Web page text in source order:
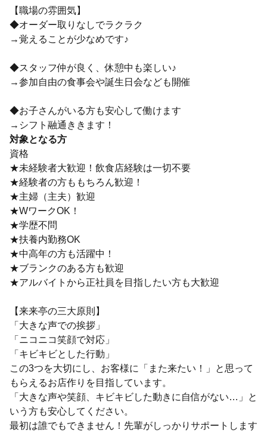
【職場の雰囲気】
◆オーダー取りなしでラクラク
→覚えることが少なめです♪
◆スタッフ仲が良く、休憩中も楽しい♪
→参加自由の食事会や誕生日会なども開催
◆お子さんがいる方も安心して働けます
→シフト融通ききます！
対象となる方
資格
★未経験者大歓迎！飲食店経験は一切不要
★経験者の方ももちろん歓迎！
★主婦（主夫）歓迎
★WワークOK！
★学歴不問
★扶養内勤務OK
★中高年の方も活躍中！
★ブランクのある方も歓迎
★アルバイトから正社員を目指したい方も大歓迎
【来来亭の三大原則】
「大きな声での挨拶」
「ニコニコ笑顔で対応」
「キビキビとした行動」
この3つを大切にし、お客様に「また来たい！」と思って
もらえるお店作りを目指しています。
「大きな声や笑顔、キビキビした動きに自信がない…」と
いう方も安心してください。
最初は誰でもできません！先輩がしっかりサポートします